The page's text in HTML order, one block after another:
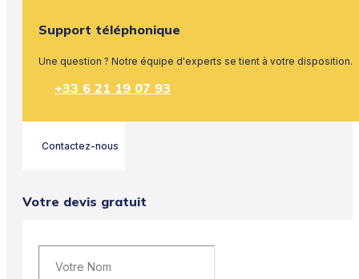
Support téléphonique
Une question ? Notre équipe d'experts se tient à votre disposition.
+33 6 21 19 07 93
Contactez-nous
Votre devis gratuit